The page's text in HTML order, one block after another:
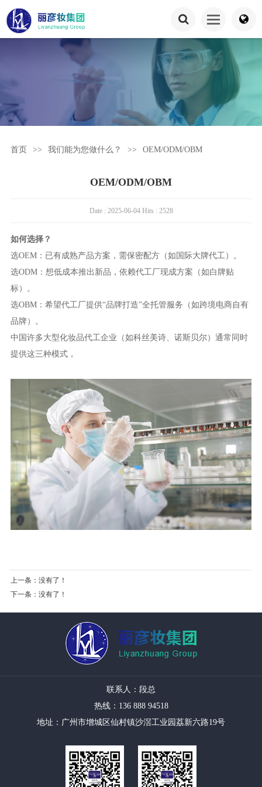
首页 >> 我们能为您做什么？ >> OEM/ODM/OBM
OEM/ODM/OBM
Date : 2025-06-04 Hits : 2528
如何选择？
选OEM：已有成熟产品方案，需保密配方（如国际大牌代工）。
选ODM：想低成本推出新品，依赖代工厂现成方案（如白牌贴
标）。
选OBM：希望代工厂提供“品牌打造”全托管服务（如跨境电商自有
品牌）。
中国许多大型化妆品代工企业（如科丝美诗、诺斯贝尔）通常同时
提供这三种模式，
上一条：没有了！
下一条：没有了！
联系人：段总
热线：136 888 94518
地址：广州市增城区仙村镇沙滘工业园荔新六路19号